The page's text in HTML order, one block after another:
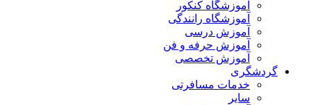
آموزشگاه کنکور
آموزشگاه رانندگی
آموزش درسی
آموزش حرفه و فن
آموزش تخصصی
گردشگری
خدمات مسافرتی
سایر